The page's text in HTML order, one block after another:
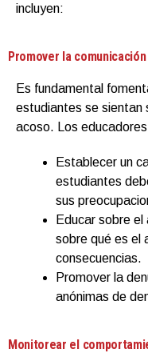
incluyen:
Promover la
Es fundamental
estudiantes se sientan
acoso. Los
Establecer un
estudiantes
sus
Educar sobre
sobre qué es el
consecuencias.
Promover la
anónimas de
Monitorear el